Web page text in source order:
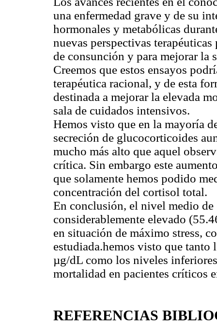
una enfermedad grave y de su
hormonales y metabólicas
nuevas perspectivas
de consunción y para mejorar la
Creemos que estos ensayos
terapéutica racional, y de esta
destinada a mejorar la elevada
sala de cuidados intensivos.
Hemos visto que en la mayoría
secreción de glucocorticoides
mucho más alto que aquel
crítica. Sin embargo este
que solamente hemos podido
concentración del cortisol total.
En conclusión, el nivel medio
considerablemente elevado
en situación de máximo stress,
estudiada.hemos visto que
µg/dL como los niveles
mortalidad en pacientes críticos
REFERENCIAS